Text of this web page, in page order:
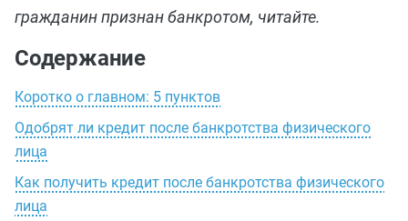
гражданин признан банкротом, читайте.
Содержание
Коротко о главном: 5 пунктов
Одобрят ли кредит после банкротства физического
лица
Как получить кредит после банкротства физического
лица